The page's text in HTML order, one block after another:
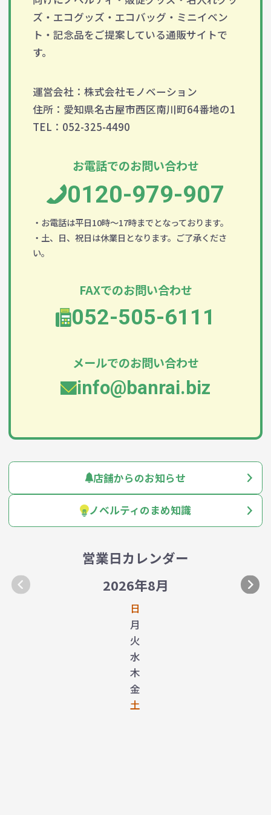
ズ・エコグッズ・エコバッグ・ミニイベン
ト・記念品をご提案している通販サイトで
す。
運営会社：株式会社モノベーション
住所：愛知県名古屋市西区南川町64番地の1
TEL：052-325-4490
お電話でのお問い合わせ
0120-979-907
・お電話は平日10時～17時までとなっております。
・土、日、祝日は休業日となります。ご了承くださ
い。
FAXでのお問い合わせ
052-505-6111
メールでのお問い合わせ
info@banrai.biz
店舗からのお知らせ
ノベルティのまめ知識
営業日カレンダー
2026年8月
日
月
火
水
木
金
土